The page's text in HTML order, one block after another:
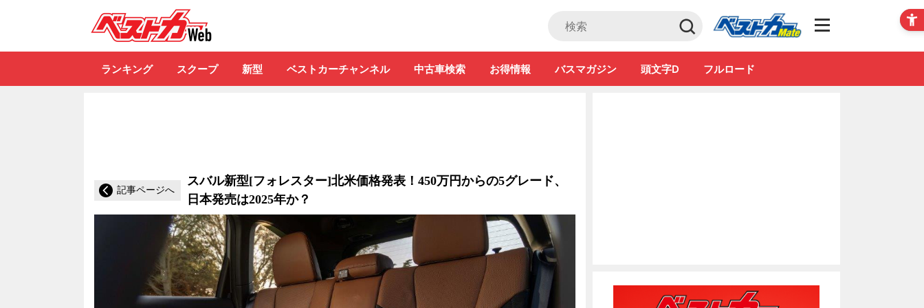
Club
ランキング スクープ 新型 ベストカーチャンネル 中古車検索 お得情報 バスマガジン 頭文字D フルロード
記事ページへ
スバル新型[フォレスター]北米価格発表！450万円からの5グレード、
日本発売は2025年か？